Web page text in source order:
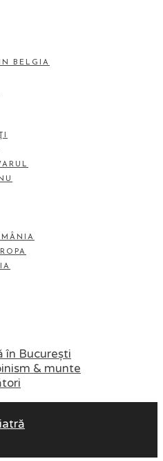
BELGIA
în București
& munte